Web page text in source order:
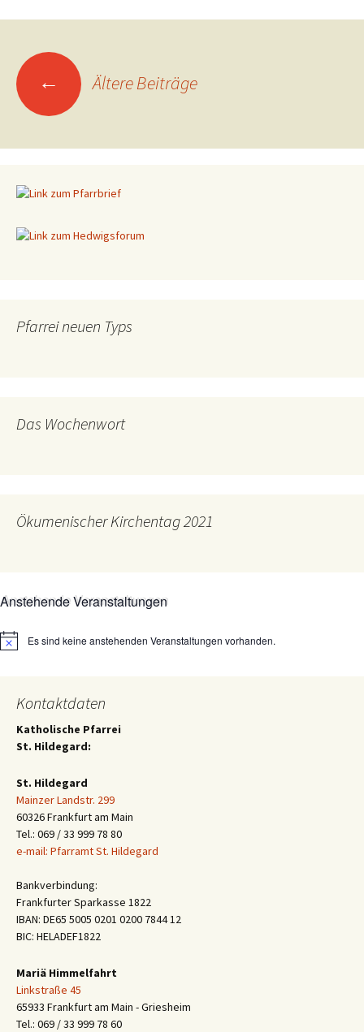
Beitragsnavigation
← Ältere Beiträge
Pfarrei neuen Typs
Das Wochenwort
Ökumenischer Kirchentag 2021
Anstehende Veranstaltungen
HinweisEs sind keine anstehenden Veranstaltungen vorhanden.
Kontaktdaten
Katholische Pfarrei
St. Hildegard:
St. Hildegard
Mainzer Landstr. 299
60326 Frankfurt am Main
Tel.: 069 / 33 999 78 80
e-mail: Pfarramt St. Hildegard
Bankverbindung:
Frankfurter Sparkasse 1822
IBAN: DE65 5005 0201 0200 7844 12
BIC: HELADEF1822
Mariä Himmelfahrt
Linkstraße 45
65933 Frankfurt am Main - Griesheim
Tel.: 069 / 33 999 78 60